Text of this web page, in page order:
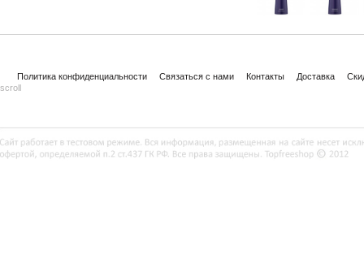
Политика конфиденциальности Связаться с нами Контакты Доставка
scroll